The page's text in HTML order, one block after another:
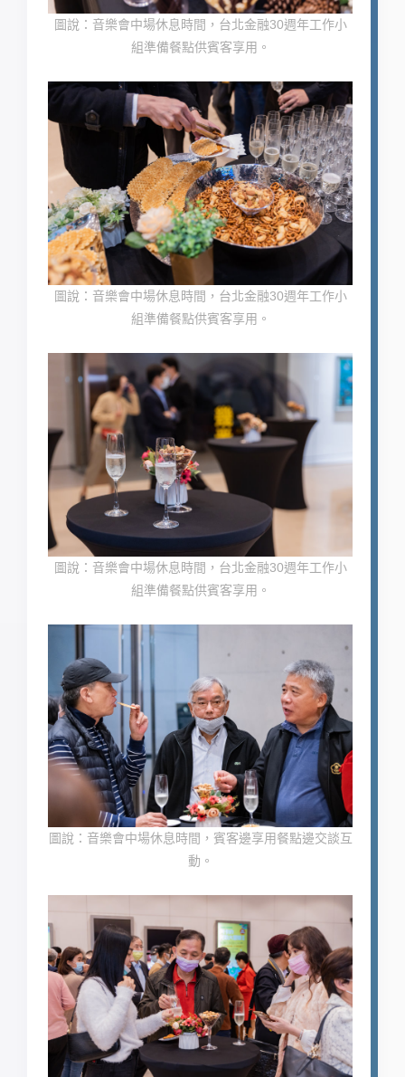
圖說：音樂會中場休息時間，台北金融30週年工作小
組準備餐點供賓客享用。
圖說：音樂會中場休息時間，台北金融30週年工作小
組準備餐點供賓客享用。
圖說：音樂會中場休息時間，台北金融30週年工作小
組準備餐點供賓客享用。
圖說：音樂會中場休息時間，賓客邊享用餐點邊交談互
動。